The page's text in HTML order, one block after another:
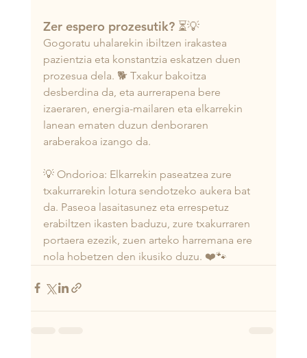
Zer espero prozesutik? ⏳💡
Gogoratu uhalarekin ibiltzen irakastea
pazientzia eta konstantzia eskatzen duen
prozesua dela. 🐕 Txakur bakoitza
desberdina da, eta aurrerapena bere
izaeraren, energia-mailaren eta elkarrekin
lanean ematen duzun denboraren
araberakoa izango da.
💡 Ondorioa: Elkarrekin paseatzea zure
txakurrarekin lotura sendotzeko aukera bat
da. Paseoa lasaitasunez eta errespetuz
erabiltzen ikasten baduzu, zure txakurraren
portaera ezezik, zuen arteko harremana ere
nola hobetzen den ikusiko duzu. ❤️🐾